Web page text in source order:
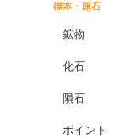
標本・原石
鉱物
化石
隕石
ポイント